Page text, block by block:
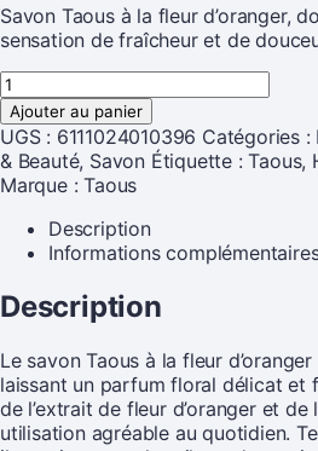
Savon Taous à la fleur d’oranger,
sensation de fraîcheur et de
Ajouter au panier
UGS : 6111024010396 Catégories :
& Beauté, Savon Étiquette :Taous,
Marque :Taous
Description
Informations
Description
Le savon Taous à la fleur
laissant un parfum floral délicat et
de l’extrait de fleur d’oranger et
utilisation agréable au quotidien.